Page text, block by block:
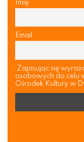
Imię
Email
Zapisując się
osobowych do celu
Ośrodek Kultury w